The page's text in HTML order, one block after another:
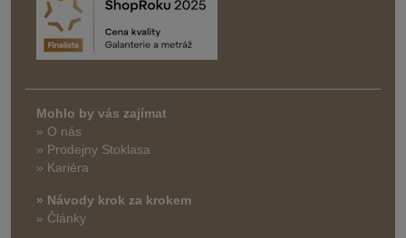
Mohlo by vás zajímat
» O nás
» Prodejny Stoklasa
» Kariéra
» Návody krok za krokem
» Články